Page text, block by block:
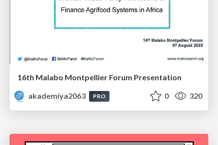
16th Malabo Montpellier Forum Presentation
akademiya2063
PRO 0 320